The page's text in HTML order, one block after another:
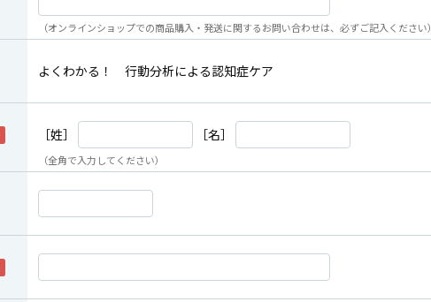
（オンラインショップでの商品購入・発送に関するお問い合わせは、必ずご記入ください）
よくわかる！ 行動分析による認知症ケア
［姓］ ［名］
（全角で入力してください）